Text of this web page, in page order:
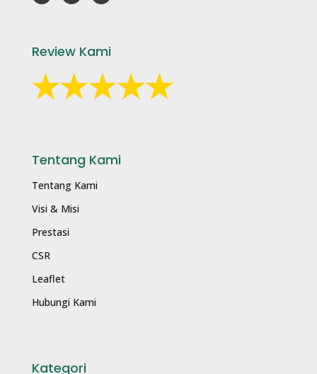
Review Kami
Tentang Kami
Tentang Kami
Visi & Misi
Prestasi
CSR
Leaflet
Hubungi Kami
Kategori